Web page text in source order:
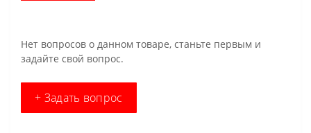
Нет вопросов о данном товаре, станьте первым и
задайте свой вопрос.
+ Задать вопрос